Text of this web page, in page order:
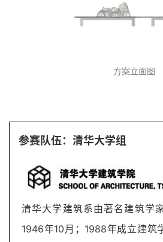
方案立面图
参赛队伍：清华大学组
清华大学建筑系由著名建筑学
1946年10月；1988年成立建筑